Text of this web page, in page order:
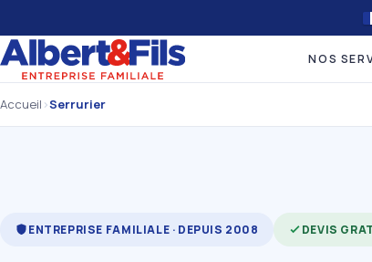
NOS
Accueil ›Serrurier
ENTREPRISE FAMILIALE · DEPUIS 2008 DEVIS